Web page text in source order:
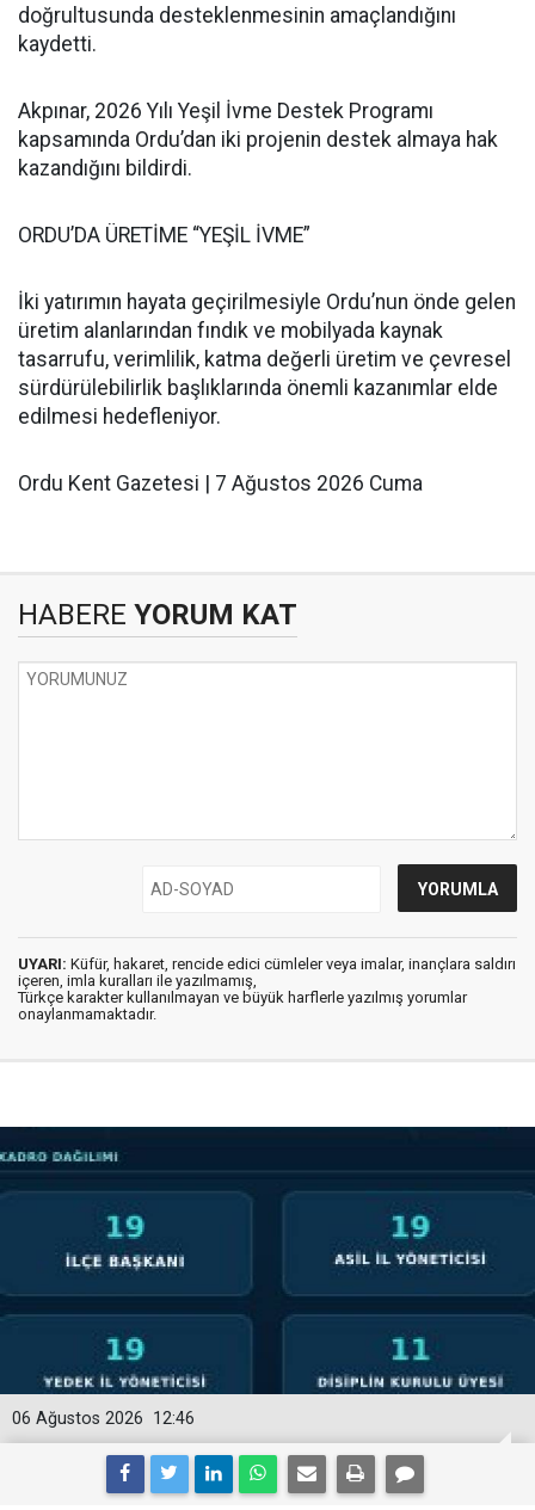
doğrultusunda desteklenmesinin amaçlandığını
kaydetti.
Akpınar, 2026 Yılı Yeşil İvme Destek Programı
kapsamında Ordu’dan iki projenin destek almaya hak
kazandığını bildirdi.
ORDU’DA ÜRETİME “YEŞİL İVME”
İki yatırımın hayata geçirilmesiyle Ordu’nun önde gelen
üretim alanlarından fındık ve mobilyada kaynak
tasarrufu, verimlilik, katma değerli üretim ve çevresel
sürdürülebilirlik başlıklarında önemli kazanımlar elde
edilmesi hedefleniyor.
Ordu Kent Gazetesi | 7 Ağustos 2026 Cuma
HABERE YORUM KAT
UYARI: Küfür, hakaret, rencide edici cümleler veya imalar, inançlara saldırı
içeren, imla kuralları ile yazılmamış,
Türkçe karakter kullanılmayan ve büyük harflerle yazılmış yorumlar
onaylanmamaktadır.
12:46
06 Ağustos 2026